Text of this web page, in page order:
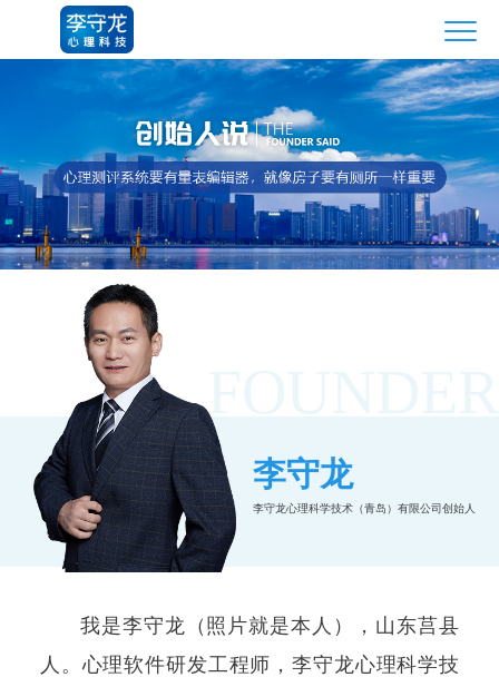
FOUNDER
李守龙
李守龙心理科学技术（青岛）有限公司创始人
我是李守龙（照片就是本人），山东莒县
人。心理软件研发工程师，李守龙心理科学技